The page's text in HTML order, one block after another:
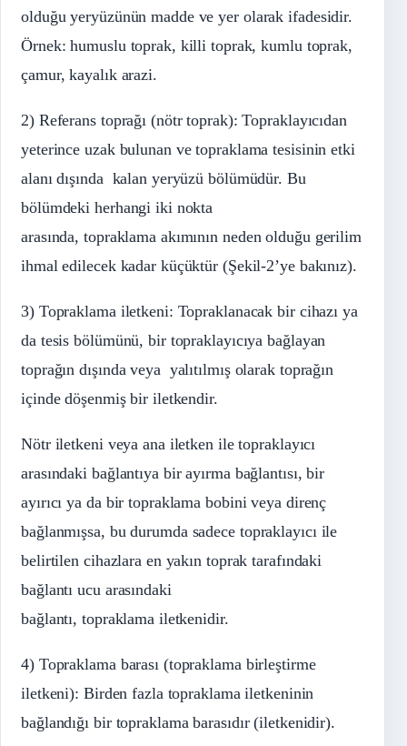
olduğu yeryüzünün madde ve yer olarak ifadesidir.
Örnek: humuslu toprak, killi toprak, kumlu toprak,
çamur, kayalık arazi.
2) Referans toprağı (nötr toprak): Topraklayıcıdan
yeterince uzak bulunan ve topraklama tesisinin etki
alanı dışında kalan yeryüzü bölümüdür. Bu
bölümdeki herhangi iki nokta
arasında, topraklama akımının neden olduğu gerilim
ihmal edilecek kadar küçüktür (Şekil-2’ye bakınız).
3) Topraklama iletkeni: Topraklanacak bir cihazı ya
da tesis bölümünü, bir topraklayıcıya bağlayan
toprağın dışında veya yalıtılmış olarak toprağın
içinde döşenmiş bir iletkendir.
Nötr iletkeni veya ana iletken ile topraklayıcı
arasındaki bağlantıya bir ayırma bağlantısı, bir
ayırıcı ya da bir topraklama bobini veya direnç
bağlanmışsa, bu durumda sadece topraklayıcı ile
belirtilen cihazlara en yakın toprak tarafındaki
bağlantı ucu arasındaki
bağlantı, topraklama iletkenidir.
4) Topraklama barası (topraklama birleştirme
iletkeni): Birden fazla topraklama iletkeninin
bağlandığı bir topraklama barasıdır (iletkenidir).